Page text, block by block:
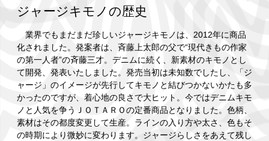
ジャージキモノの歴史
業界でもまだまだ珍しいジャージキモノは、2012年に商品
化されました。発案者は、斉藤上太郎の父で“現代きもの作家
の第一人者”の斉藤三才。デニムに続く、新素材のキモノとし
て開発、発表いたしました。発売当初は未知数でしたし、「ジ
ャージ」のイメージが先行してキモノと結びつかないかたも多
かったのですが、着心地の良さで大ヒット。今ではデニムキモ
ノと人気を争うＪＯＴＡＲＯの定番商品となりました。色柄、
素材はその都度変更して生産。ラインの入り方や太さ、色もそ
の時期により微妙に変わります。ジャージらしさをあえて残し